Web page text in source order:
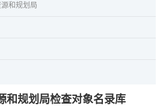
和规划局
和规划局检查对象名录库